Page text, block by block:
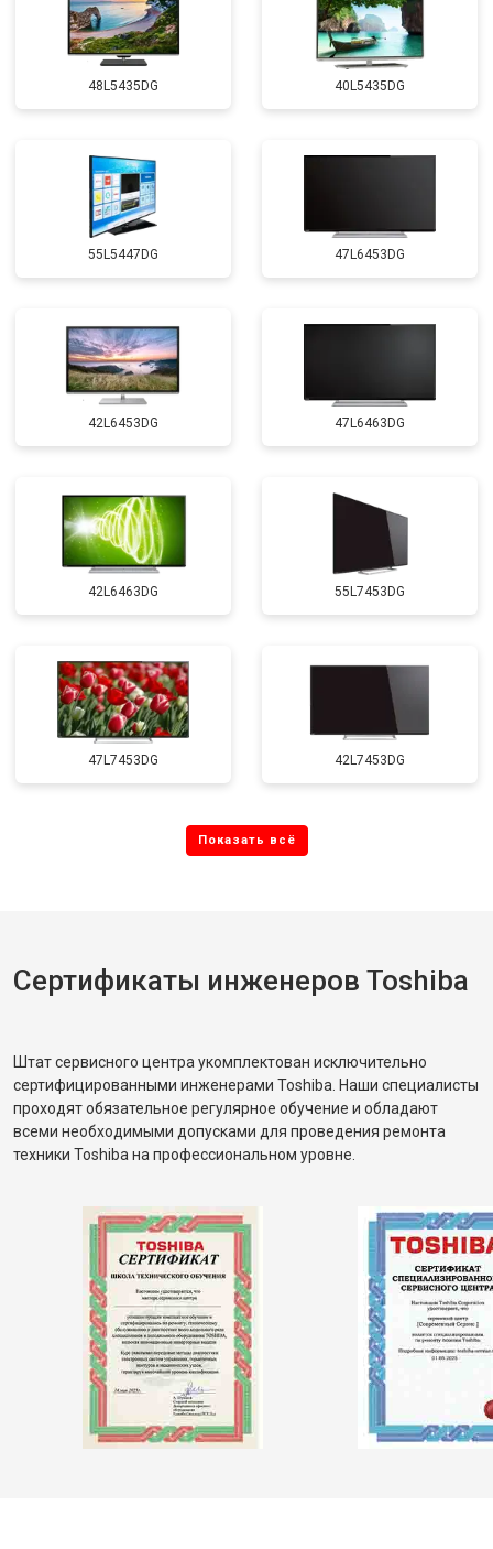
48L5435DG 40L5435DG
55L5447DG 47L6453DG
42L6453DG 47L6463DG
42L6463DG 55L7453DG
47L7453DG 42L7453DG
Сертификаты инженеров Toshiba
Штат сервисного центра укомплектован исключительно
сертифицированными инженерами Toshiba. Наши специалисты
проходят обязательное регулярное обучение и обладают
всеми необходимыми допусками для проведения ремонта
техники Toshiba на профессиональном уровне.